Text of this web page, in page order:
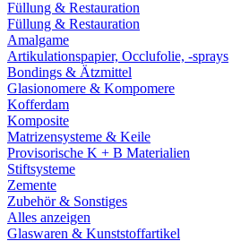
Füllung & Restauration
Füllung & Restauration
Amalgame
Artikulationspapier, Occlufolie, -sprays
Bondings & Ätzmittel
Glasionomere & Kompomere
Kofferdam
Komposite
Matrizensysteme & Keile
Provisorische K + B Materialien
Stiftsysteme
Zemente
Zubehör & Sonstiges
Alles anzeigen
Glaswaren & Kunststoffartikel